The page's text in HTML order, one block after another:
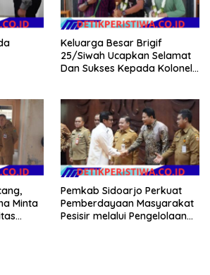
Keluarga Besar Brigif
25/Siwah Ucapkan Selamat
Dan Sukses Kepada Kolonel
Minta
Pemkab Sidoarjo Perkuat
Pemberdayaan Masyarakat
Pesisir melalui Pengelolaan